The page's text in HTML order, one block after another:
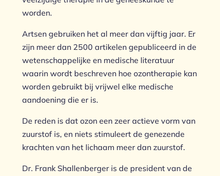
worden.
Artsen gebruiken het al meer dan vijftig jaar. Er
zijn meer dan 2500 artikelen gepubliceerd in de
wetenschappelijke en medische literatuur
waarin wordt beschreven hoe ozontherapie kan
worden gebruikt bij vrijwel elke medische
aandoening die er is.
De reden is dat ozon een zeer actieve vorm van
zuurstof is, en niets stimuleert de genezende
krachten van het lichaam meer dan zuurstof.
Dr. Frank Shallenberger is de president van de